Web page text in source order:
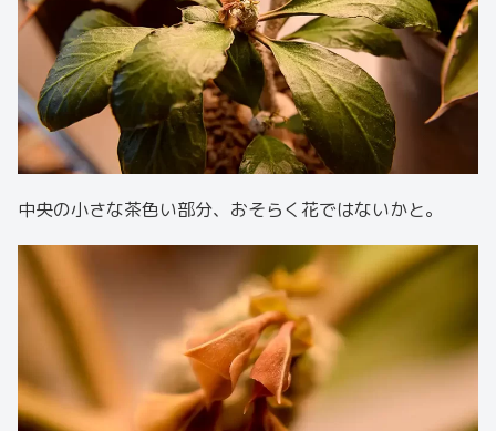
中央の小さな茶色い部分、おそらく花ではないかと。